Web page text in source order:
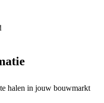
halen in jouw bouwmarkt